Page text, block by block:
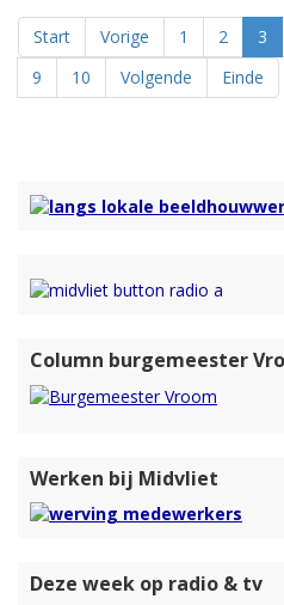
Start Vorige 1 2 3
9
10 Volgende Einde
Column burgemeester
Werken bij Midvliet
Deze week op radio & tv